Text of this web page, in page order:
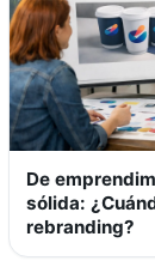
De
sólida:
rebranding?